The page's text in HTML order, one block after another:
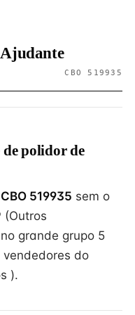
CBO 519935
polidor de
CBO 519935 sem o
(Outros
grande grupo 5
do
).